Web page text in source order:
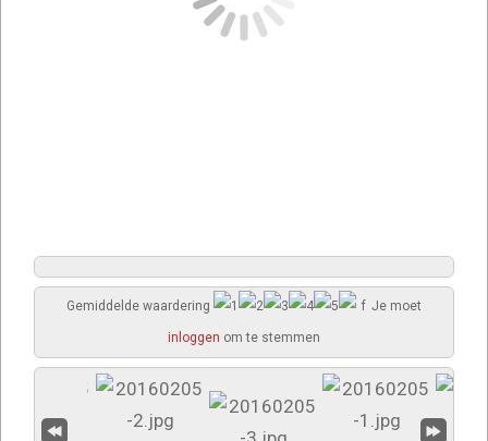
Gemiddelde waardering Je moet
inloggen om te stemmen